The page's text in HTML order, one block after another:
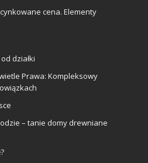
cena. Elementy
działki
Prawa: Kompleksowy
– tanie domy drewniane